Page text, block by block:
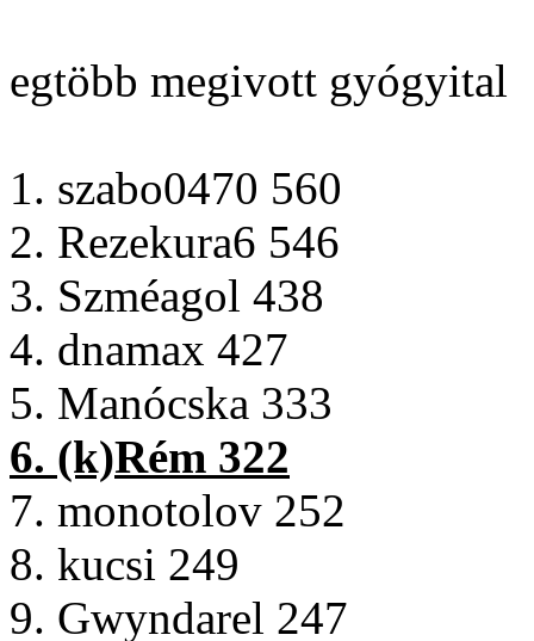
egtöbb megivott gyógyital
1. szabo0470 560
2. Rezekura6 546
3. Szméagol 438
4. dnamax 427
5. Manócska 333
6. (k)Rém 322
7. monotolov 252
8. kucsi 249
9. Gwyndarel 247